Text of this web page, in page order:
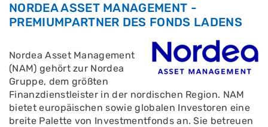
NORDEA ASSET MANAGEMENT -
PREMIUMPARTNER DES FONDS LADENS
Nordea Asset Management
(NAM) gehört zur Nordea
Gruppe, dem größten
Finanzdienstleister in der nordischen Region. NAM
bietet europäischen sowie globalen Investoren eine
breite Palette von Investmentfonds an. Sie betreuen